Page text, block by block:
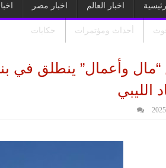
اخبار العالم اخبار مصر
أحداث ومؤتمرات حكايات
وأعمال” ينطلق في
الليبي